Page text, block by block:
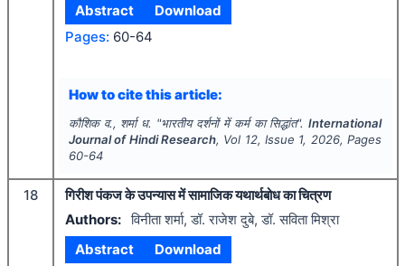
Abstract
Download
Pages: 60-64
How to cite this article:
कौशिक व., शर्मा ध. "भारतीय दर्शनों में कर्म का सिद्धांत".International
Journal of Hindi Research, Vol 12, Issue 1, 2026, Pages
60-64
18
गिरीश पंकज के उपन्यास में सामाजिक यथार्थबोध का चित्रण
Authors: विनीता शर्मा, डॉ. राजेश दुबे, डॉ. सविता मिश्रा
Abstract
Download